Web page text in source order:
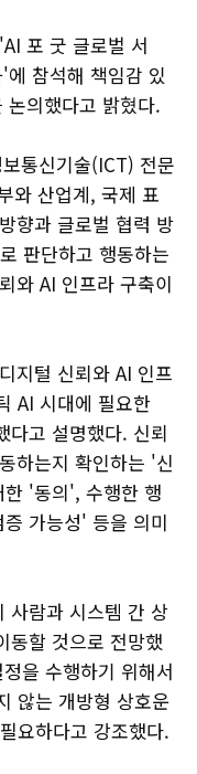
포 굿 글로벌 서
참석해 책임감 있
의했다고 밝혔다.
통신기술(ICT) 전문
와 산업계, 국제 표
향과 글로벌 협력 방
판단하고 행동하는
와 AI 인프라 구축이
지털 신뢰와 AI 인프
AI 시대에 필요한
다고 설명했다. 신뢰
하는지 확인하는 '신
'동의', 수행한 행
가능성' 등을 의미
사람과 시스템 간 상
동할 것으로 전망했
을 수행하기 위해서
않는 개방형 상호운
요하다고 강조했다.